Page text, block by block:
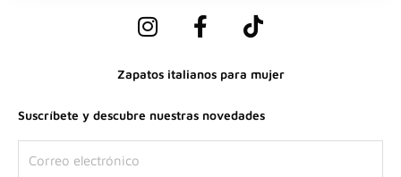
I
n
t
g
r
F
a
e
o
o
T
i
t
k
Zapatos italianos para mujer
Suscríbete y descubre nuestras novedades
electrónico